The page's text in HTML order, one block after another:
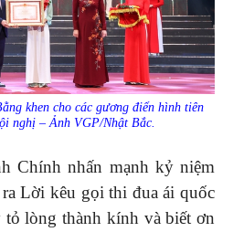
khen cho các gương điển hình tiên
nghị – Ảnh VGP/Nhật Bắc.
Chính nhấn mạnh kỷ niệm
Lời kêu gọi thi đua ái quốc
tỏ lòng thành kính và biết ơn